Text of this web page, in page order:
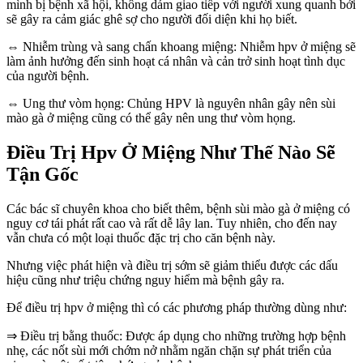
mình bị bệnh xã hội, không dám giao tiếp với người xung quanh bởi
sẽ gây ra cảm giác ghê sợ cho người đối diện khi họ biết.
⇔ Nhiễm trùng và sang chấn khoang miệng: Nhiễm hpv ở miệng sẽ
làm ảnh hưởng đến sinh hoạt cá nhân và cản trở sinh hoạt tình dục
của người bệnh.
⇔ Ung thư vòm họng: Chủng HPV là nguyên nhân gây nên sùi
mào gà ở miệng cũng có thể gây nên ung thư vòm họng.
Điều Trị Hpv Ở Miệng Như Thế Nào Sẽ
Tận Gốc
Các bác sĩ chuyên khoa cho biết thêm, bệnh sùi mào gà ở miệng có
nguy cơ tái phát rất cao và rất dễ lây lan. Tuy nhiên, cho đến nay
vẫn chưa có một loại thuốc đặc trị cho căn bệnh này.
Nhưng việc phát hiện và điều trị sớm sẽ giảm thiểu được các dấu
hiệu cũng như triệu chứng nguy hiểm mà bệnh gây ra.
Để điều trị hpv ở miệng thì có các phương pháp thường dùng như:
⇒ Điều trị bằng thuốc: Được áp dụng cho những trường hợp bệnh
nhẹ, các nốt sùi mới chớm nở nhằm ngăn chặn sự phát triển của